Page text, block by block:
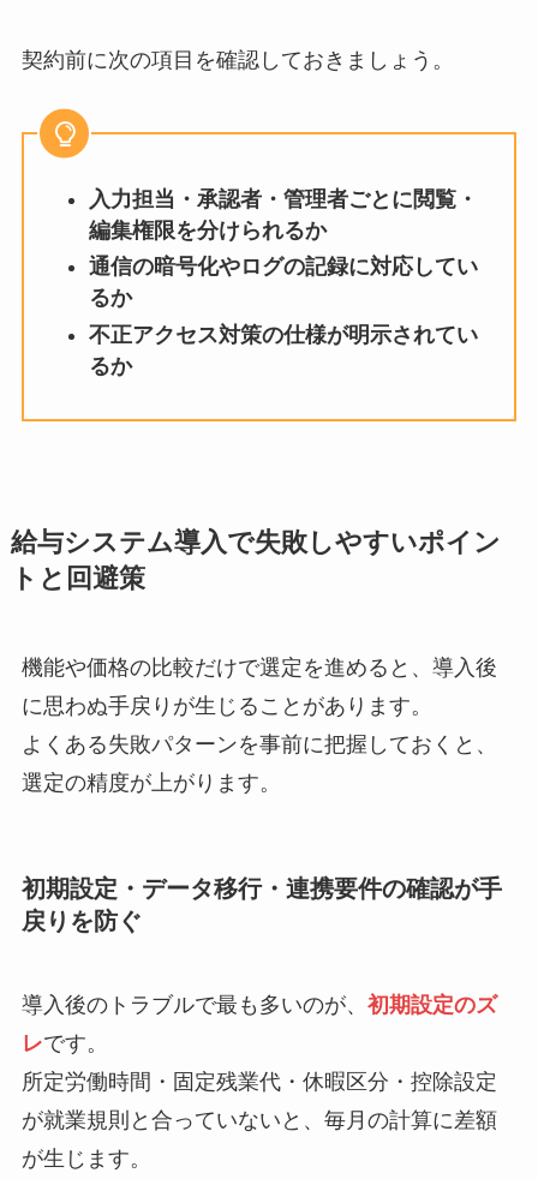
契約前に次の項目を確認しておきましょう。
入力担当・承認者・管理者ごとに閲覧・
編集権限を分けられるか
通信の暗号化やログの記録に対応してい
るか
不正アクセス対策の仕様が明示されてい
るか
給与システム導入で失敗しやすいポイン
トと回避策
機能や価格の比較だけで選定を進めると、導入後
に思わぬ手戻りが生じることがあります。
よくある失敗パターンを事前に把握しておくと、
選定の精度が上がります。
初期設定・データ移行・連携要件の確認が手
戻りを防ぐ
導入後のトラブルで最も多いのが、 初期設定のズ
レです。
所定労働時間・固定残業代・休暇区分・控除設定
が就業規則と合っていないと、毎月の計算に差額
が生じます。